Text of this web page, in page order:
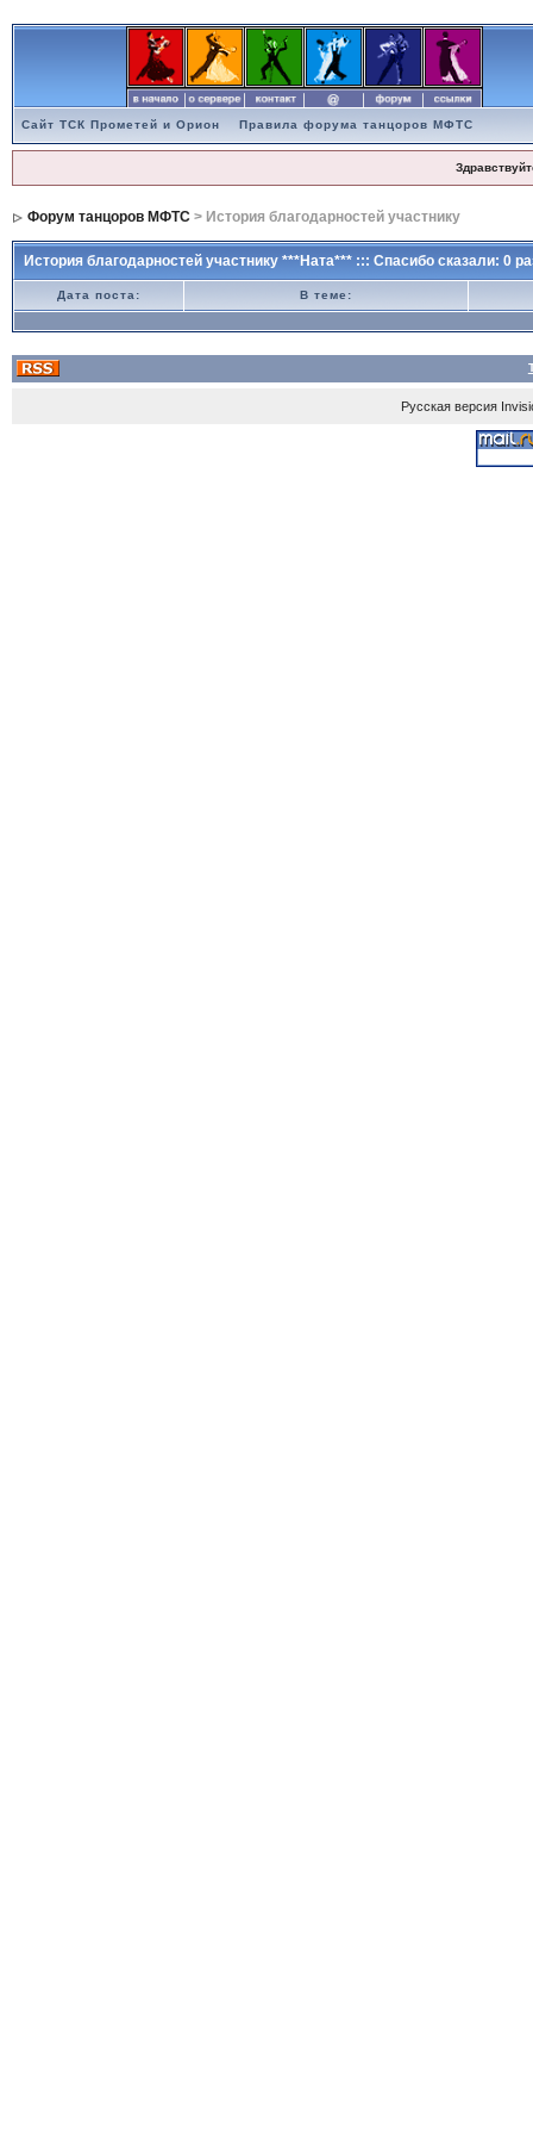
Сайт ТСК Прометей и Орион Правила форума танцоров МФТС
Форум танцоров МФТС> История благодарностей участнику
История благодарностей участнику ***Ната*** ::: Спасибо сказали: 0
Дата поста: В теме:
Русская версия